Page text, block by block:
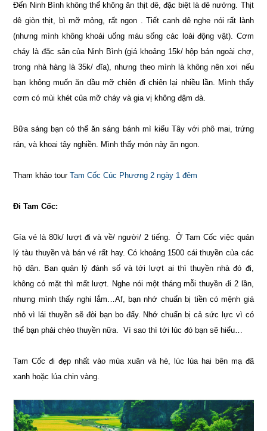
Đến Ninh Bình không thể không ăn thịt dê, đặc biệt là dê nướng. Thịt
dê giòn thịt, bì mỡ mỏng, rất ngon . Tiết canh dê nghe nói rất lành
(nhưng mình không khoái uống máu sống các loài động vật). Cơm
cháy là đặc sản của Ninh Bình (giá khoảng 15k/ hộp bán ngoài chợ,
trong nhà hàng là 35k/ đĩa), nhưng theo mình là không nên xơi nếu
bạn không muốn ăn dầu mỡ chiên đi chiên lại nhiều lần. Mình thấy
cơm có mùi khét của mỡ cháy và gia vị không đậm đà.
Bữa sáng bạn có thể ăn sáng bánh mì kiểu Tây với phô mai, trứng
rán, và khoai tây nghiền. Mình thấy món này ăn ngon.
Tham khảo tourTam Cốc Cúc Phương 2 ngày 1 đêm
Đi Tam Cốc:
Gía vé là 80k/ lượt đi và về/ người/ 2 tiếng. Ở Tam Cốc việc quản
lý tàu thuyền và bán vé rất hay. Có khoảng 1500 cái thuyền của các
hộ dân. Ban quản lý đánh số và tới lượt ai thì thuyền nhà đó đi,
không có mặt thì mất lượt. Nghe nói một tháng mỗi thuyền đi 2 lần,
nhưng mình thấy nghi lắm…Af, bạn nhớ chuẩn bị tiền có mệnh giá
nhỏ vì lái thuyền sẽ đòi bạn bo đấy. Nhớ chuẩn bị cả sức lực vì có
thể bạn phải chèo thuyền nữa. Vì sao thì tới lúc đó bạn sẽ hiểu…
Tam Cốc đi đẹp nhất vào mùa xuân và hè, lúc lúa hai bên mạ đã
xanh hoặc lúa chin vàng.